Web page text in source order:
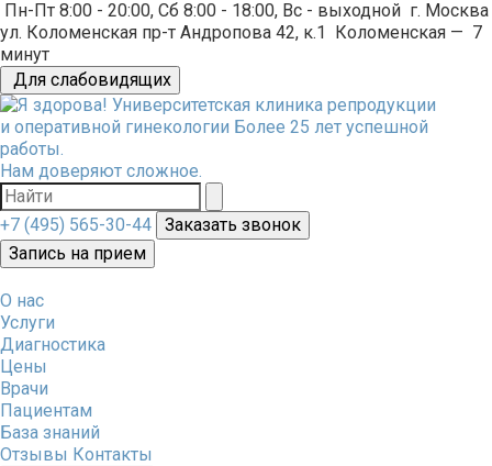
Пн-Пт 8:00 - 20:00, Сб 8:00 - 18:00, Вс - выходной г. Москва
ул. Коломенская пр-т Андропова 42, к.1 Коломенская — 7
минут
Для слабовидящих
Университетская клиника репродукции
и оперативной гинекологии Более 25 лет успешной
работы.
Нам доверяют сложное.
+7 (495) 565-30-44
Заказать звонок
Запись на прием
О нас
Услуги
Диагностика
Цены
Врачи
Пациентам
База знаний
Отзывы Контакты